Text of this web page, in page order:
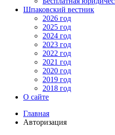
Шпаковский вестник
2026 год
2025 год
2024 год
2023 год
2022 год
2021 год
2020 год
2019 год
2018 год
О сайте
Главная
Авторизация